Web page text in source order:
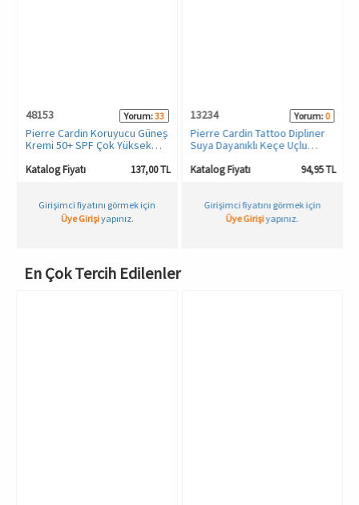
48153 Yorum:33
Pierre Cardin Koruyucu Güneş
Kremi 50+ SPF Çok Yüksek
Katalog Fiyatı 137,00 TL
Girişimci fiyatını görmek için
Üye Girişiyapınız.
13234 Yorum: 0
Pierre Cardin Tattoo Dipliner
Suya Dayanıklı Keçe Uçlu
Katalog Fiyatı 94,95 TL
Girişimci fiyatını görmek için
Üye Girişiyapınız.
En Çok Tercih Edilenler